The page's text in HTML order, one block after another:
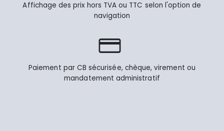
Affichage des prix hors TVA ou TTC selon l'option de
navigation
Paiement par CB sécurisée, chèque, virement ou
mandatement administratif